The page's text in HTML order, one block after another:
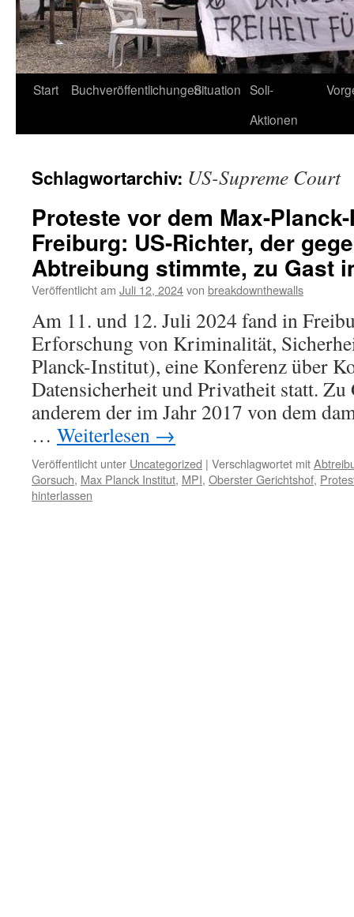
Start BuchveröffentlichungenSituation Soli-
Aktionen
Schlagwortarchiv: US-Supreme Court
Proteste vor dem Max-
Freiburg: US-Richter, der
Abtreibung stimmte, zu Gast
Veröffentlicht am Juli 12, 2024von breakdownthewalls
Am 11. und 12. Juli 2024 fand in
Erforschung von Kriminalität,
Planck-Institut), eine Konferenz über
Datensicherheit und Privatheit statt. Zu
anderem der im Jahr 2017 von dem
… Weiterlesen →
Veröffentlicht unter Uncategorized | Verschlagwortet mit
Gorsuch, Max Planck Institut, MPI, Oberster Gerichtshof,
hinterlassen